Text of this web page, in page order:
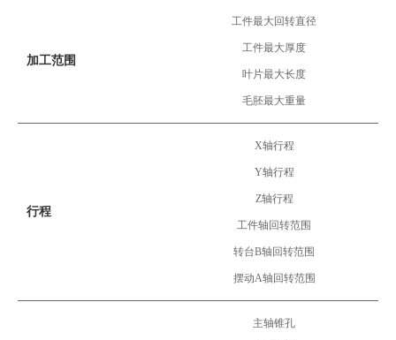
加工范围
工件最大回转直径
工件最大厚度
叶片最大长度
毛胚最大重量
行程
X轴行程
Y轴行程
Z轴行程
工件轴回转范围
转台B轴回转范围
摆动A轴回转范围
主轴锥孔